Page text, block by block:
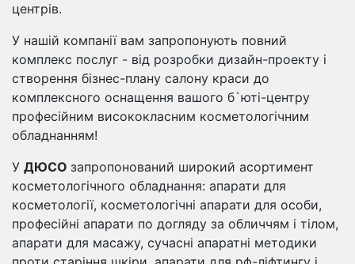
центрів.
У нашій компанії вам запропонують повний
комплекс послуг - від розробки дизайн-проекту і
створення бізнес-плану салону краси до
комплексного оснащення вашого б`юті-центру
професійним висококласним косметологічним
обладнанням!
У ДЮСО запропонований широкий асортимент
косметологічного обладнання: апарати для
косметології, косметологічні апарати для особи,
професійні апарати по догляду за обличчям і тілом,
апарати для масажу, сучасні апаратні методики